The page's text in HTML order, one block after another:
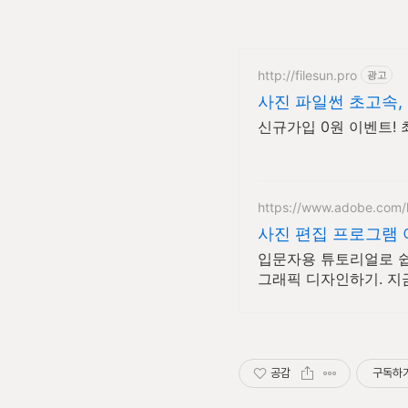
http://filesun.pro 광고
사진 파일썬 초고속
신규가입 0원 이벤트!
https://
사진 편집 프로그램
입문자용 튜토리얼로
그래픽 디자인하기. 지
공감 구독하